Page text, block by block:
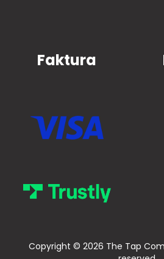
Faktura
Copyright © 2026 The Tap